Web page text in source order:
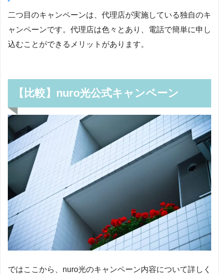
二つ目のキャンペーンは、代理店が実施している独自のキ
ャンペーンです。代理店は色々とあり、電話で簡単に申し
込むことができるメリットがあります。
【比較】nuro光公式キャンペーン
ではここから、nuro光のキャンペーン内容について詳しく